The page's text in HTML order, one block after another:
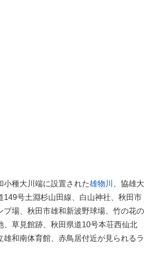
小種大川端に設置された雄物川 、協雄大
149号土淵杉山田線、白山神社、秋田市
プ場、秋田市雄和新波野球場、竹の花の
、草見館跡、秋田県道10号本荘西仙北
雄和南体育館、赤鳥居付近が見られるラ